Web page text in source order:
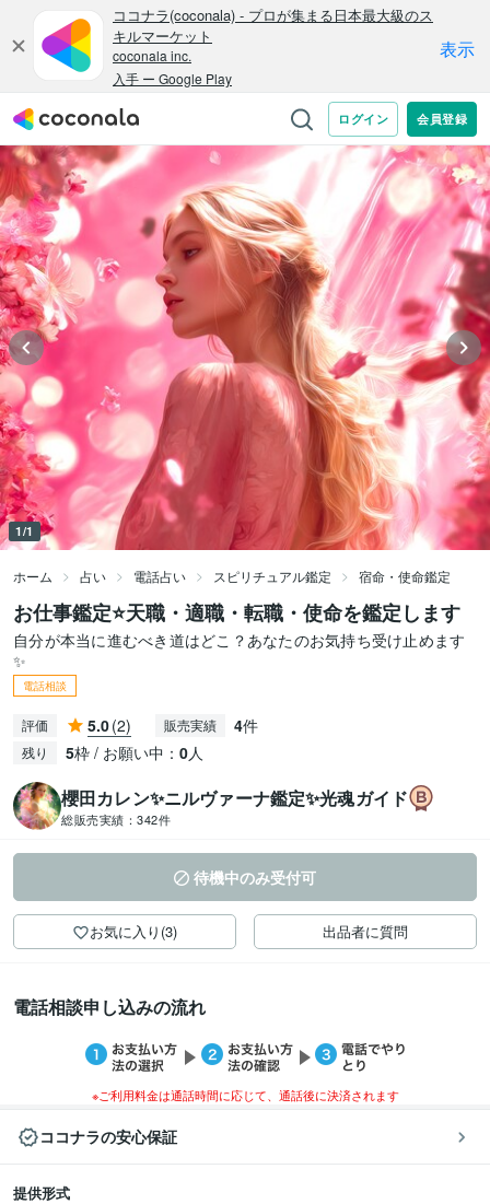
1/1
ホーム 占い 電話占い スピリチュアル鑑定 宿命・使命鑑定
お仕事鑑定⭐天職・適職・転職・使命を鑑定します
自分が本当に進むべき道はどこ？あなたのお気持ち受け止めます
✨
電話相談
評価 5.0(2) 販売実績 4件
残り 5枠 / お願い中： 0人
櫻田カレン✨ニルヴァーナ鑑定✨光魂ガイド
総販売実績： 342件
待機中のみ受付可
お気に入り(3) 出品者に質問
電話相談申し込みの流れ
※ご利用料金は通話時間に応じて、通話後に決済されます
ココナラの安心保証
提供形式